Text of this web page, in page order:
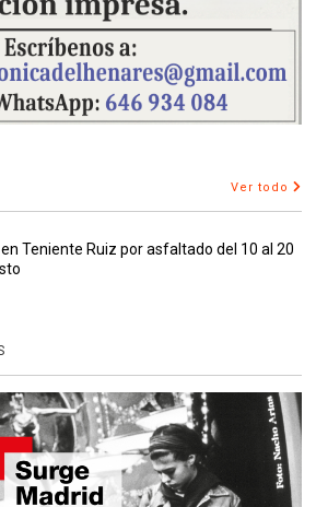
Ver todo
Teniente Ruiz por asfaltado del 10 al 20